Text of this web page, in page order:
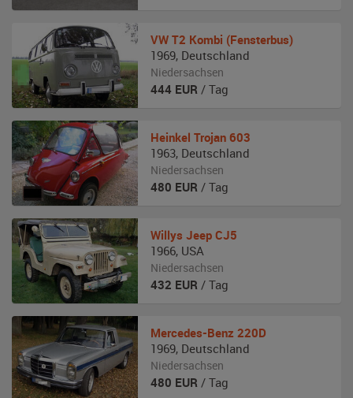
VW T2 Kombi (Fensterbus)
1969, Deutschland
Niedersachsen
444 EUR / Tag
Heinkel Trojan 603
1963, Deutschland
Niedersachsen
480 EUR / Tag
Willys Jeep CJ5
1966, USA
Niedersachsen
432 EUR / Tag
Mercedes-Benz 220D
1969, Deutschland
Niedersachsen
480 EUR / Tag